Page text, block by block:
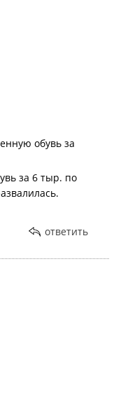
обувь за
за 6 тыр. по
ответить